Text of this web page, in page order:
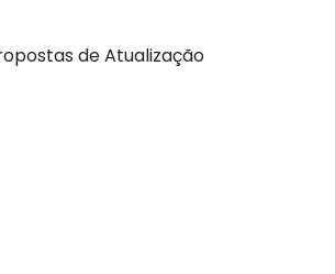
de Atualização